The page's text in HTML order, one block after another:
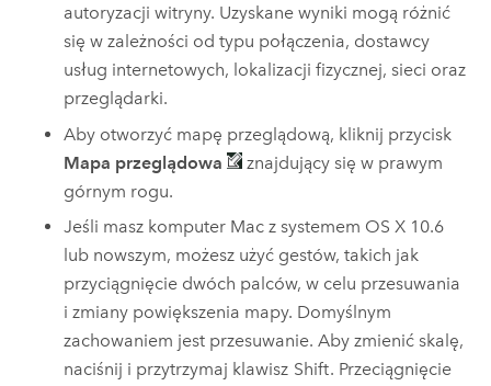
autoryzacji witryny. Uzyskane wyniki mogą różnić
się w zależności od typu połączenia, dostawcy
usług internetowych, lokalizacji fizycznej, sieci oraz
przeglądarki.
Aby otworzyć mapę przeglądową, kliknij przycisk
Mapa przeglądowa
znajdujący się w prawym
górnym rogu.
Jeśli masz komputer Mac z systemem OS X 10.6
lub nowszym, możesz użyć gestów, takich jak
przyciągnięcie dwóch palców, w celu przesuwania
i zmiany powiększenia mapy. Domyślnym
zachowaniem jest przesuwanie. Aby zmienić skalę,
naciśnij i przytrzymaj klawisz Shift. Przeciągnięcie